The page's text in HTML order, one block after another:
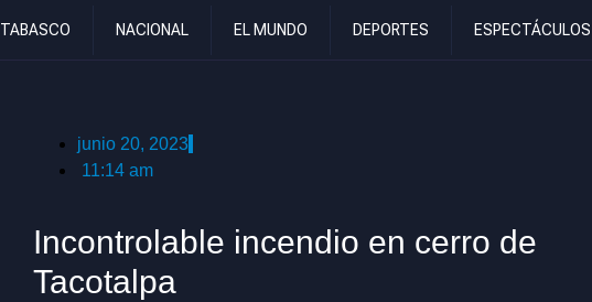
TABASCO NACIONAL EL MUNDO DEPORTES ESPECTÁCULOS
junio 20, 2023
11:14 am
Incontrolable incendio en cerro de
Tacotalpa